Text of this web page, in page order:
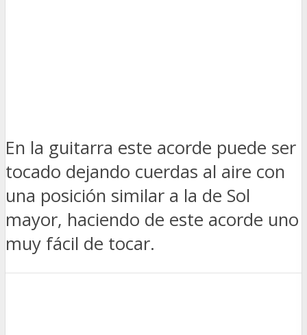
En la guitarra este acorde puede ser
tocado dejando cuerdas al aire con
una posición similar a la de Sol
mayor, haciendo de este acorde uno
muy fácil de tocar.